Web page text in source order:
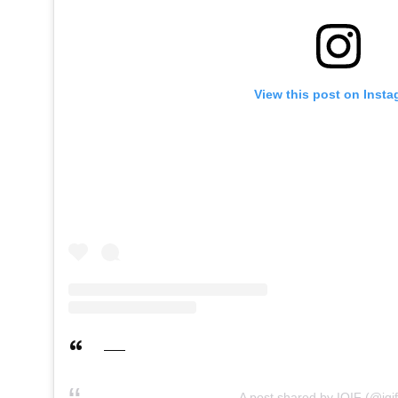
View this post on